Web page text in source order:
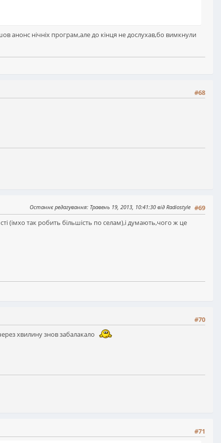
анонс нічніх програм,але до кінця не дослухав,бо вимкнули
#68
#69
Останнє редагування: Травень 19, 2013, 10:41:30 від Radiostyle
(імхо так робить більшість по селам),і думають,чого ж це
#70
хвилину знов забалакало
#71